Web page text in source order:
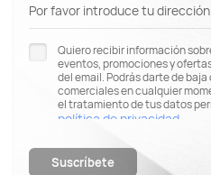
Por favor introduce tu dirección
Quiero recibir información
eventos, promociones y
del email. Podrás darte de
comerciales en cualquier
el tratamiento de tus datos
política de privacidad
Suscríbete